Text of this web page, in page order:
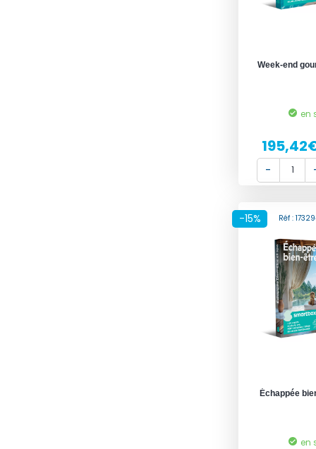
Week-end
en
-15% Réf :
Échappée
en